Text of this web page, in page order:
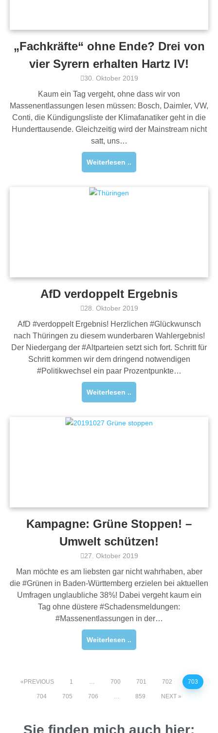
„Fachkräfte“ ohne Ende? Drei von
vier Syrern erhalten Hartz IV!
30. Oktober 2019
Kaum ein Tag vergeht, ohne dass wir von
Massenentlassungen lesen müssen: Bosch, Daimler, VW,
Conti, die Kündigungsliste der Klimafanatiker geht in die
Hunderttausende. Gleichzeitig wird der Mainstream nicht
satt, uns…
Weiterlesen ..
AfD verdoppelt Ergebnis
28. Oktober 2019
AfD #verdoppelt Ergebnis! Herzlichen #Glückwunsch
nach Thüringen zu diesem wunderbaren Wahlergebnis!
Der Niedergang der #Altparteien setzt sich fort. Schritt für
Schritt kommen wir dem dringend notwendigen
#Politikwechsel ein paar Prozentpunkte…
Weiterlesen ..
Kampagne: Grüne Stoppen! –
Umwelt schützen!
27. Oktober 2019
Man möchte es am liebsten gar nicht wahrhaben, aber
die #Grünen in Baden-Württemberg erzielen bei aktuellen
Umfragen unglaubliche 38%! Dabei vergeht kaum ein
Tag ohne düstere #Schadensmeldungen:
#Massenentlassungen in der…
Weiterlesen ..
PREVIOUS 1 … 700 701 702 703
704 705 706 … 859 NEXT
Sie finden mich auch hier: